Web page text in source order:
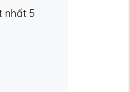
nhất 5